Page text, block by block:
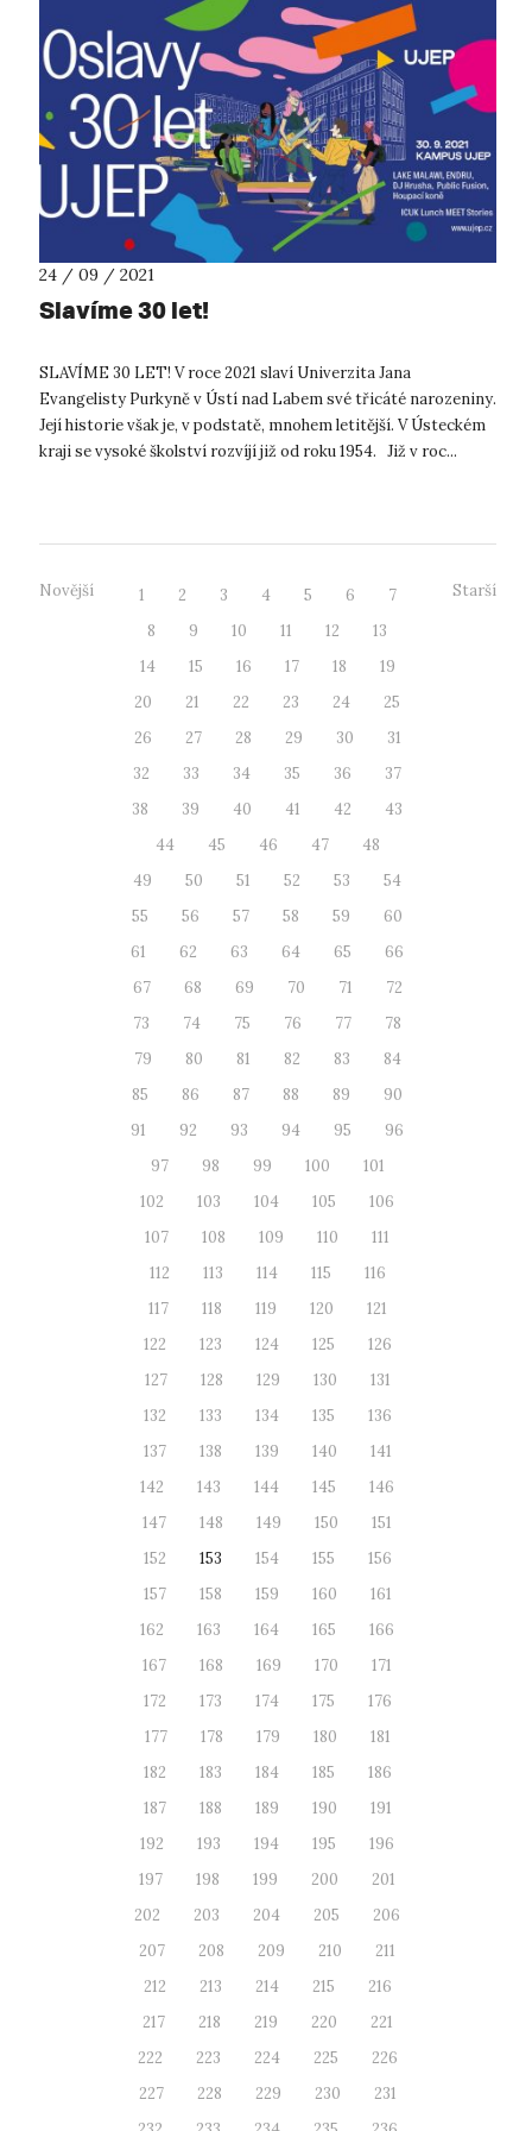
24 / 09 / 2021
Slavíme 30 let!
SLAVÍME 30 LET! V roce 2021 slaví Univerzita Jana
Evangelisty Purkyně v Ústí nad Labem své třicáté narozeniny.
Její historie však je, v podstatě, mnohem letitější. V Ústeckém
kraji se vysoké školství rozvíjí již od roku 1954. Již v roc...
Novější 1 2 3 4 5 6
7
8
9 10 11 12
13
14
15 16 17 18
19
20
21 22 23 24
25
26
27 28 29 30
31
32
33 34 35 36
37
38
39 40 41 42
43
44
45 46 47
48
49
50 51 52 53
54
55
56 57 58 59
60
61
62 63 64 65
66
67
68 69 70 71
72
73
74 75 76 77
78
79
80 81 82 83
84
85
86 87 88 89
90
91
92 93 94 95
96
97
98 99 100
101
102
103 104 105
106
107
108 109 110
111
112
113 114 115
116
117
118 119 120
121
122
123 124 125
126
127
128 129 130
131
132
133 134 135
136
137
138 139 140
141
142
143 144 145
146
147
148 149 150
151
152
153 154 155
156
157
158 159 160
161
162
163 164 165
166
167
168 169 170
171
172
173 174 175
176
177
178 179 180
181
182
183 184 185
186
187
188 189 190
191
192
193 194 195
196
197
198 199 200
201
202
203 204 205
206
207
208 209 210
211
212
213 214 215
216
217
218 219 220
221
222
223 224 225
226
227
228 229 230
231
Starší